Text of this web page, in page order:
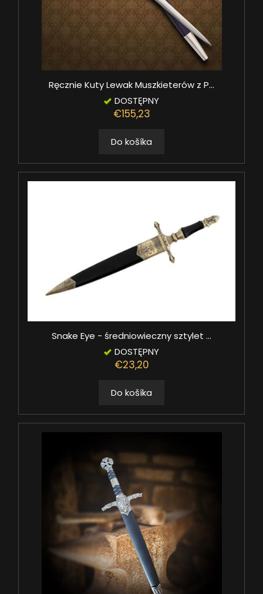
Ręcznie Kuty Lewak Muszkieterów z P...
DOSTĘPNY
€155,23
Do košíka
Snake Eye - średniowieczny sztylet ...
DOSTĘPNY
€23,20
Do košíka